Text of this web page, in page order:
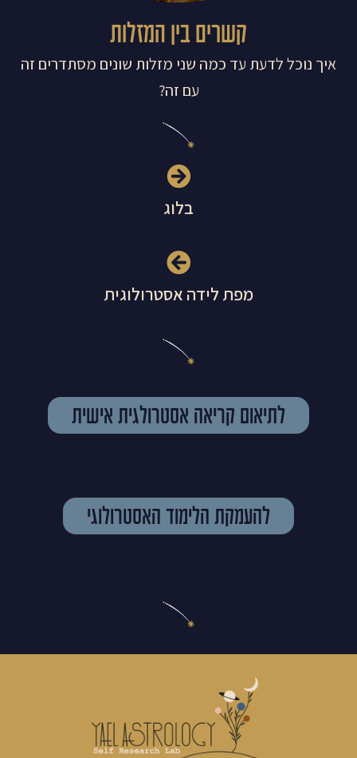
קשרים בין המזלות
איך נוכל לדעת עד כמה שני מזלות שונים מסתדרים זה
עם זה?
בלוג
מפת לידה אסטרולוגית
לתיאום קריאה אסטרולגית אישית
להעמקת הלימוד האסטרולוגי